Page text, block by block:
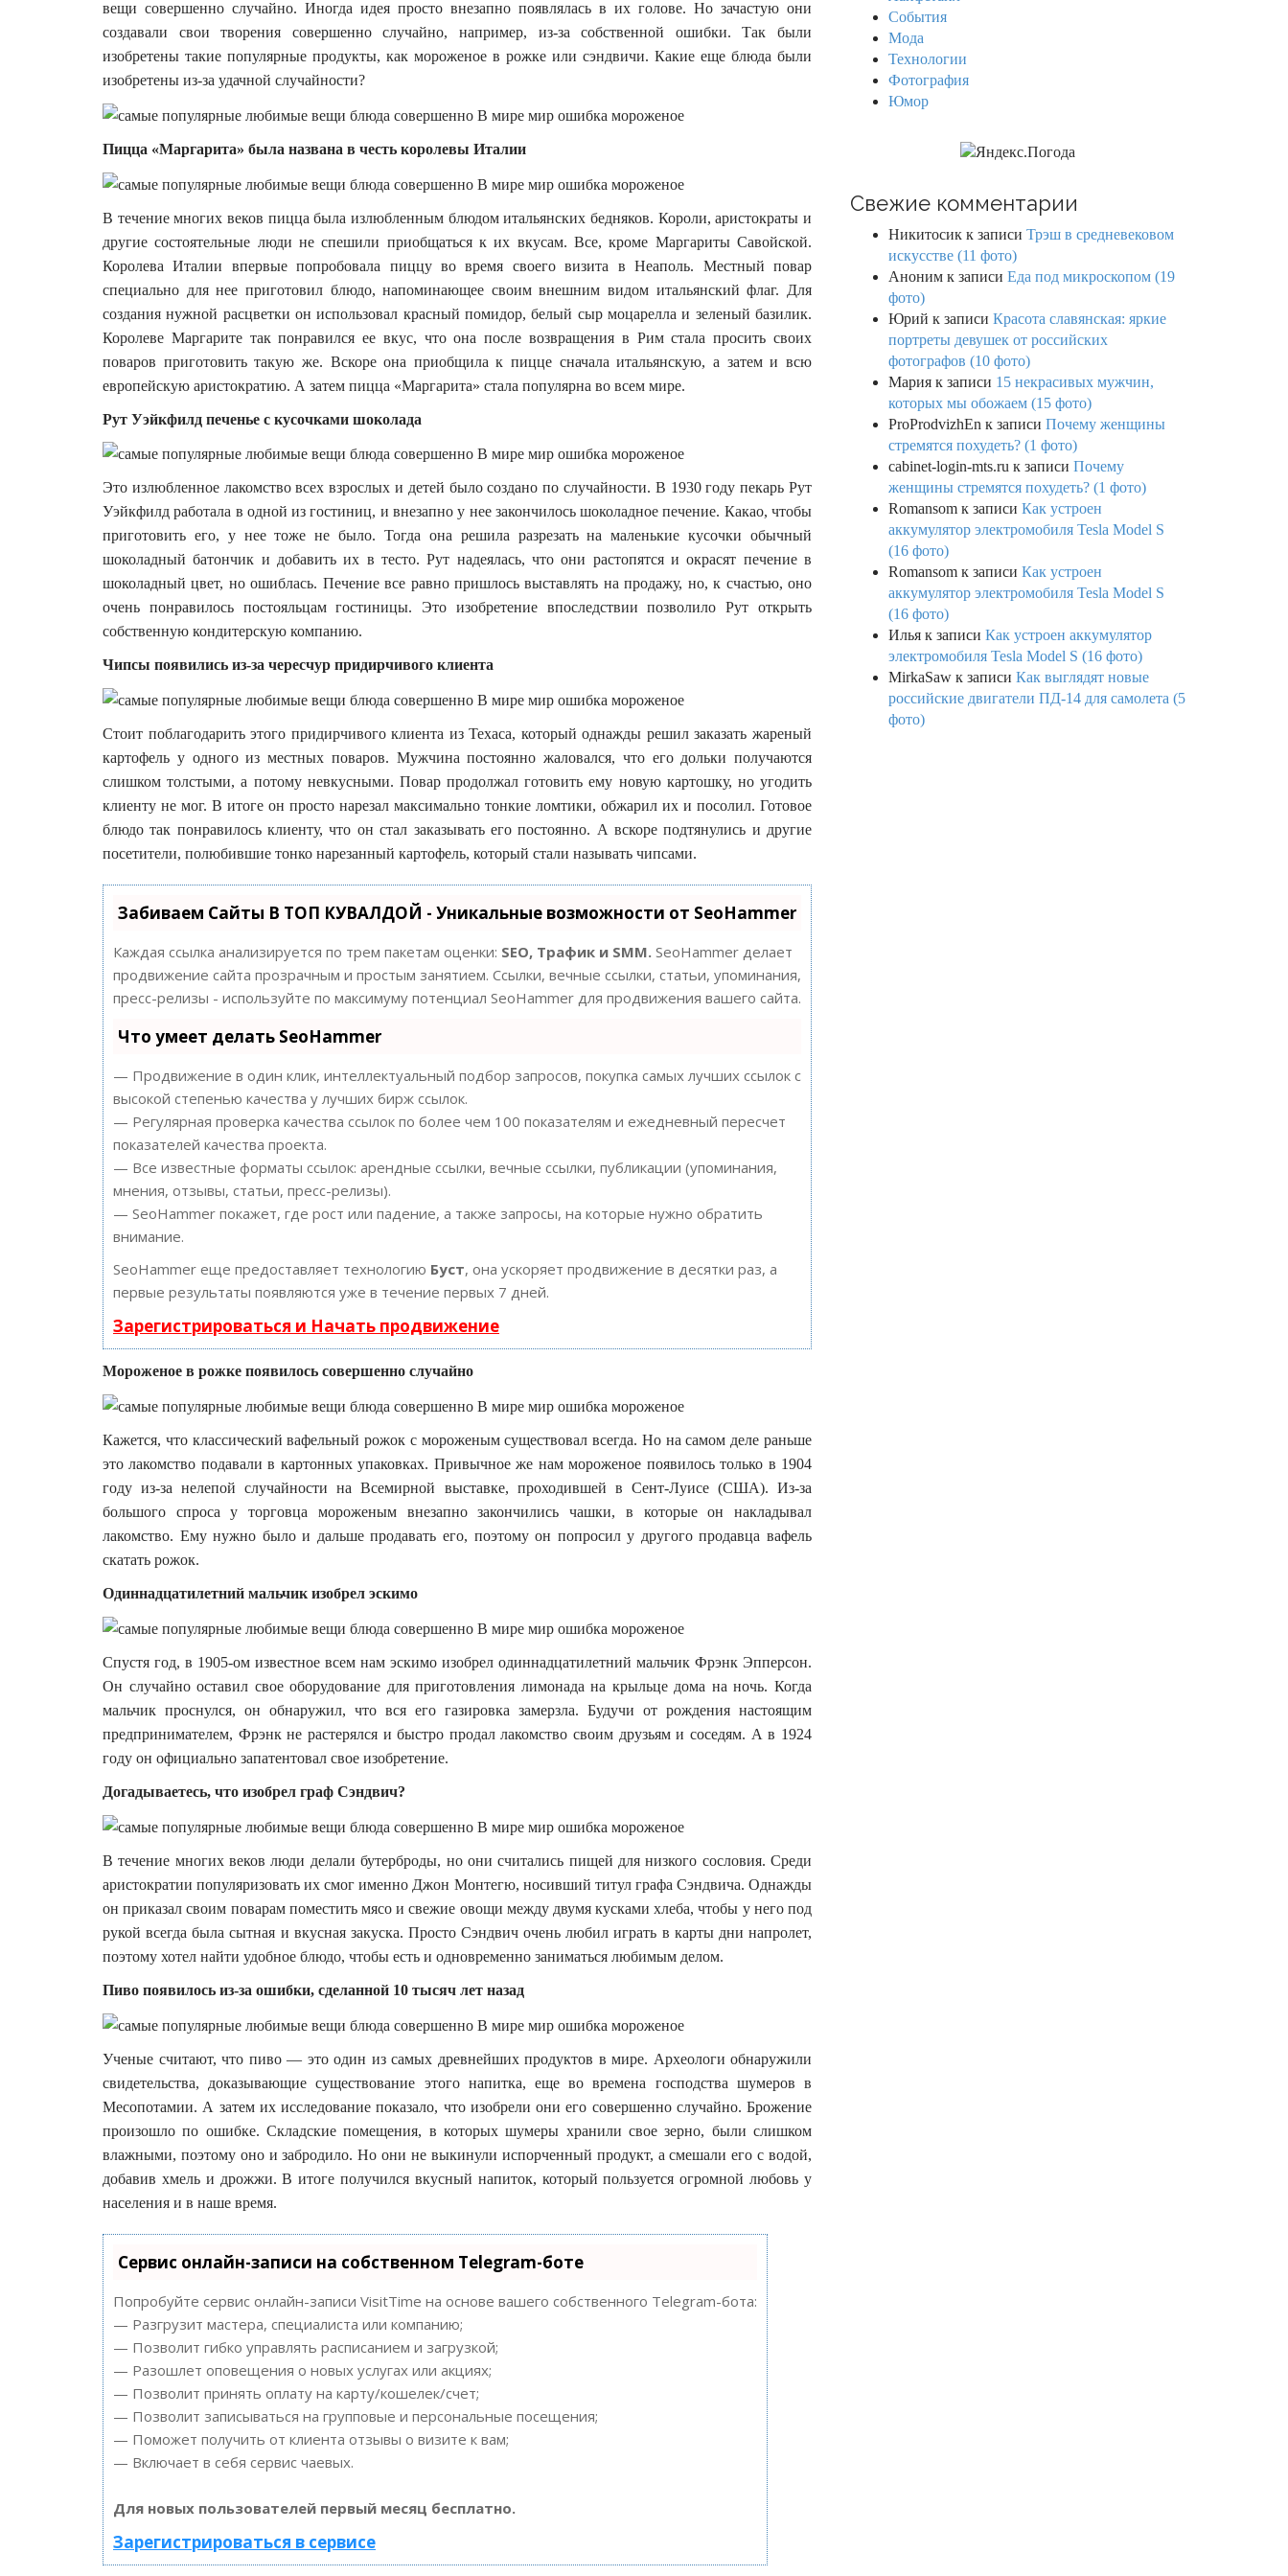
вещи совершенно случайно. Иногда идея просто внезапно появлялась в их голове. Но зачастую они
создавали свои творения совершенно случайно, например, из-за собственной ошибки. Так были
изобретены такие популярные продукты, как мороженое в рожке или сэндвичи. Какие еще блюда были
изобретены из-за удачной случайности?
Пицца «Маргарита» была названа в честь королевы Италии
В течение многих веков пицца была излюбленным блюдом итальянских бедняков. Короли, аристократы и
другие состоятельные люди не спешили приобщаться к их вкусам. Все, кроме Маргариты Савойской.
Королева Италии впервые попробовала пиццу во время своего визита в Неаполь. Местный повар
специально для нее приготовил блюдо, напоминающее своим внешним видом итальянский флаг. Для
создания нужной расцветки он использовал красный помидор, белый сыр моцарелла и зеленый базилик.
Королеве Маргарите так понравился ее вкус, что она после возвращения в Рим стала просить своих
поваров приготовить такую же. Вскоре она приобщила к пицце сначала итальянскую, а затем и всю
европейскую аристократию. А затем пицца «Маргарита» стала популярна во всем мире.
Рут Уэйкфилд печенье с кусочками шоколада
Это излюбленное лакомство всех взрослых и детей было создано по случайности. В 1930 году пекарь Рут
Уэйкфилд работала в одной из гостиниц, и внезапно у нее закончилось шоколадное печение. Какао, чтобы
приготовить его, у нее тоже не было. Тогда она решила разрезать на маленькие кусочки обычный
шоколадный батончик и добавить их в тесто. Рут надеялась, что они растопятся и окрасят печение в
шоколадный цвет, но ошиблась. Печение все равно пришлось выставлять на продажу, но, к счастью, оно
очень понравилось постояльцам гостиницы. Это изобретение впоследствии позволило Рут открыть
собственную кондитерскую компанию.
Чипсы появились из-за чересчур придирчивого клиента
Стоит поблагодарить этого придирчивого клиента из Техаса, который однажды решил заказать жареный
картофель у одного из местных поваров. Мужчина постоянно жаловался, что его дольки получаются
слишком толстыми, а потому невкусными. Повар продолжал готовить ему новую картошку, но угодить
клиенту не мог. В итоге он просто нарезал максимально тонкие ломтики, обжарил их и посолил. Готовое
блюдо так понравилось клиенту, что он стал заказывать его постоянно. А вскоре подтянулись и другие
посетители, полюбившие тонко нарезанный картофель, который стали называть чипсами.
Забиваем Сайты В ТОП КУВАЛДОЙ - Уникальные возможности от SeoHammer
Каждая ссылка анализируется по трем пакетам оценки: SEO, Трафик и SMM. SeoHammer делает
продвижение сайта прозрачным и простым занятием. Ссылки, вечные ссылки, статьи, упоминания,
пресс-релизы - используйте по максимуму потенциал SeoHammer для продвижения вашего сайта.
Что умеет делать SeoHammer
— Продвижение в один клик, интеллектуальный подбор запросов, покупка самых лучших ссылок с
высокой степенью качества у лучших бирж ссылок.
— Регулярная проверка качества ссылок по более чем 100 показателям и ежедневный пересчет
показателей качества проекта.
— Все известные форматы ссылок: арендные ссылки, вечные ссылки, публикации (упоминания,
мнения, отзывы, статьи, пресс-релизы).
— SeoHammer покажет, где рост или падение, а также запросы, на которые нужно обратить
внимание.
SeoHammer еще предоставляет технологию Буст, она ускоряет продвижение в десятки раз, а
первые результаты появляются уже в течение первых 7 дней.
Зарегистрироваться и Начать продвижение
Мороженое в рожке появилось совершенно случайно
Кажется, что классический вафельный рожок с мороженым существовал всегда. Но на самом деле раньше
это лакомство подавали в картонных упаковках. Привычное же нам мороженое появилось только в 1904
году из-за нелепой случайности на Всемирной выставке, проходившей в Сент-Луисе (США). Из-за
большого спроса у торговца мороженым внезапно закончились чашки, в которые он накладывал
лакомство. Ему нужно было и дальше продавать его, поэтому он попросил у другого продавца вафель
скатать рожок.
Одиннадцатилетний мальчик изобрел эскимо
Спустя год, в 1905-ом известное всем нам эскимо изобрел одиннадцатилетний мальчик Фрэнк Эпперсон.
Он случайно оставил свое оборудование для приготовления лимонада на крыльце дома на ночь. Когда
мальчик проснулся, он обнаружил, что вся его газировка замерзла. Будучи от рождения настоящим
предпринимателем, Фрэнк не растерялся и быстро продал лакомство своим друзьям и соседям. А в 1924
году он официально запатентовал свое изобретение.
Догадываетесь, что изобрел граф Сэндвич?
В течение многих веков люди делали бутерброды, но они считались пищей для низкого сословия. Среди
аристократии популяризовать их смог именно Джон Монтегю, носивший титул графа Сэндвича. Однажды
он приказал своим поварам поместить мясо и свежие овощи между двумя кусками хлеба, чтобы у него под
рукой всегда была сытная и вкусная закуска. Просто Сэндвич очень любил играть в карты дни напролет,
поэтому хотел найти удобное блюдо, чтобы есть и одновременно заниматься любимым делом.
Пиво появилось из-за ошибки, сделанной 10 тысяч лет назад
Ученые считают, что пиво — это один из самых древнейших продуктов в мире. Археологи обнаружили
свидетельства, доказывающие существование этого напитка, еще во времена господства шумеров в
Месопотамии. А затем их исследование показало, что изобрели они его совершенно случайно. Брожение
произошло по ошибке. Складские помещения, в которых шумеры хранили свое зерно, были слишком
влажными, поэтому оно и забродило. Но они не выкинули испорченный продукт, а смешали его с водой,
добавив хмель и дрожжи. В итоге получился вкусный напиток, который пользуется огромной любовь у
населения и в наше время.
Сервис онлайн-записи на собственном Telegram-боте
Попробуйте сервис онлайн-записи VisitTime на основе вашего собственного Telegram-бота:
— Разгрузит мастера, специалиста или компанию;
— Позволит гибко управлять расписанием и загрузкой;
— Разошлет оповещения о новых услугах или акциях;
— Позволит принять оплату на карту/кошелек/счет;
— Позволит записываться на групповые и персональные посещения;
— Поможет получить от клиента отзывы о визите к вам;
— Включает в себя сервис чаевых.
Для новых пользователей первый месяц бесплатно.
Зарегистрироваться в сервисе
События
Мода
Технологии
Фотография
Юмор
Свежие комментарии
Никитосик к записи Трэш в средневековом
искусстве (11 фото)
Аноним к записи Еда под микроскопом (19
фото)
Юрий к записи Красота славянская: яркие
портреты девушек от российских
фотографов (10 фото)
Мария к записи 15 некрасивых мужчин,
которых мы обожаем (15 фото)
ProProdvizhEn к записи Почему женщины
стремятся похудеть? (1 фото)
cabinet-login-mts.ru к записи Почему
женщины стремятся похудеть? (1 фото)
Romansom к записи Как устроен
аккумулятор электромобиля Tesla Model S
(16 фото)
Romansom к записи Как устроен
аккумулятор электромобиля Tesla Model S
(16 фото)
Илья к записи Как устроен аккумулятор
электромобиля Tesla Model S (16 фото)
MirkaSaw к записи Как выглядят новые
российские двигатели ПД-14 для самолета (5
фото)